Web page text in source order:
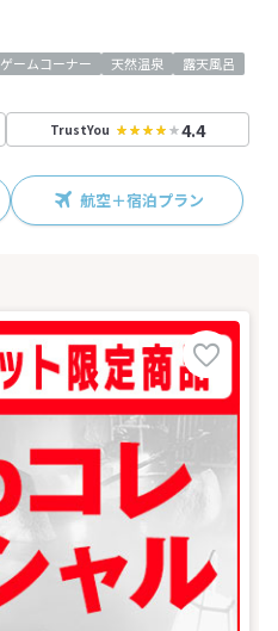
ゲームコーナー 天然温泉
露天風呂
TrustYou 4.4
航空＋宿泊プラン